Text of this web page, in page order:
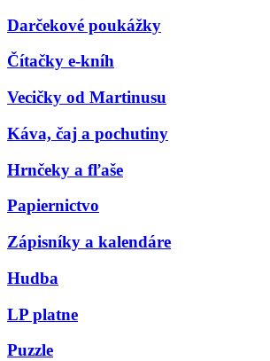
Darčekové poukážky
Čítačky e-kníh
Vecičky od Martinusu
Káva, čaj a pochutiny
Hrnčeky a fľaše
Papiernictvo
Zápisníky a kalendáre
Hudba
LP platne
Puzzle